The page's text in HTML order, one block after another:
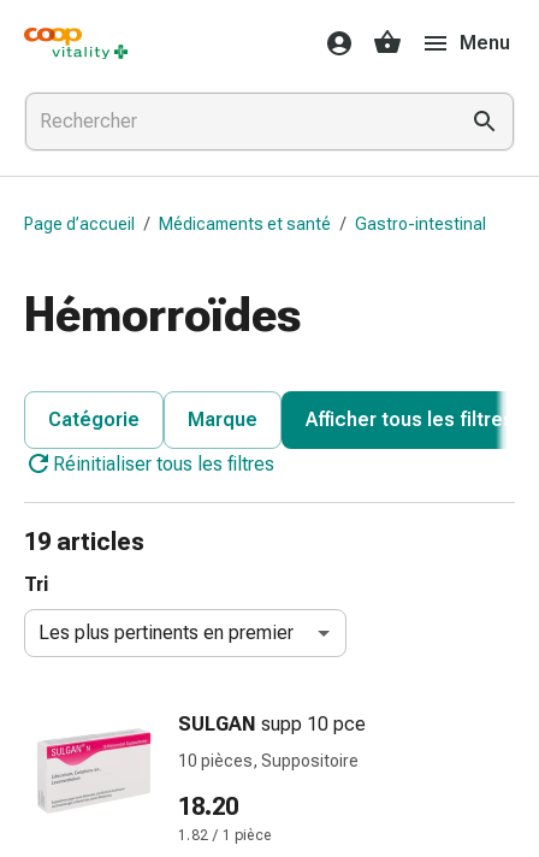
Médicaments
et
santé
Grippe
et
Refroidissement
pour
Médicaments
grippe
le
Toux
et
et
accessoires
Menu
Page d’accueil / Médicaments et santé / Gastro-intestinal
Hémorroïdes
Catégorie Marque
Afficher tous les filtres
Réinitialiser tous les filtres
19 articles
Tri
Les plus pertinents en premier
SULGAN supp 10 pce
10 pièces, Suppositoire
18.20
1.82 / 1 pièce